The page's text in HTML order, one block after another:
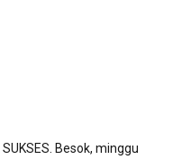
Besok, minggu